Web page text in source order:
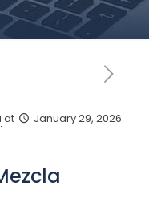
at January 29, 2026